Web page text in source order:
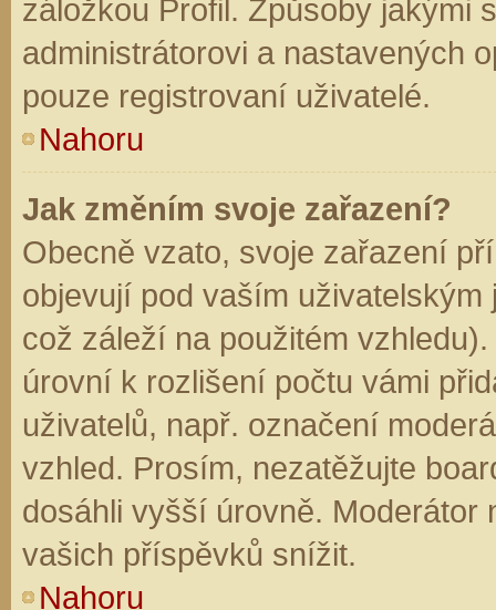
záložkou Profil. Způsoby jakými
administrátorovi a nastavených
pouze registrovaní uživatelé.
Nahoru
Jak změním svoje zařazení?
Obecně vzato, svoje zařazení
objevují pod vaším
což záleží na použitém
úrovní k rozlišení počtu vámi
uživatelů, např. označení
vzhled. Prosím, nezatěžujte
dosáhli vyšší úrovně. Moderátor
vašich příspěvků snížit.
Nahoru